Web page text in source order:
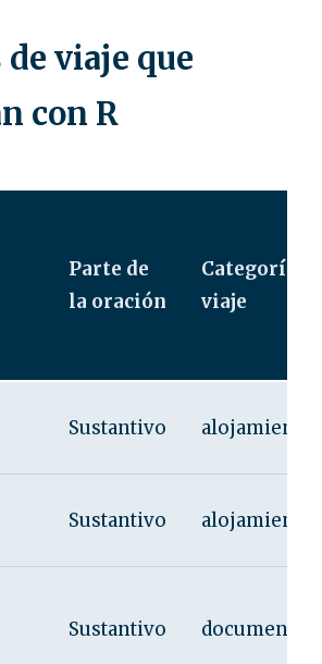
de viaje que
con R
Parte de
la oración
Categoría
viaje
Sustantivo alojamiento
Sustantivo alojamiento
Sustantivo